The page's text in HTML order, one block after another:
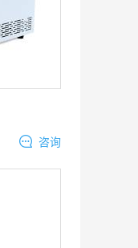
咨询